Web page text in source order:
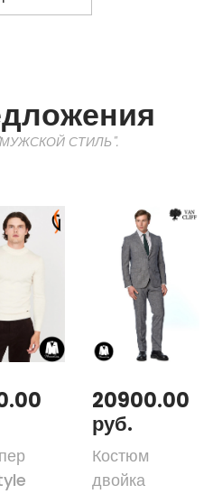
"МУЖСКОЙ СТИЛЬ".
20900.00
руб.
Костюм
двойка